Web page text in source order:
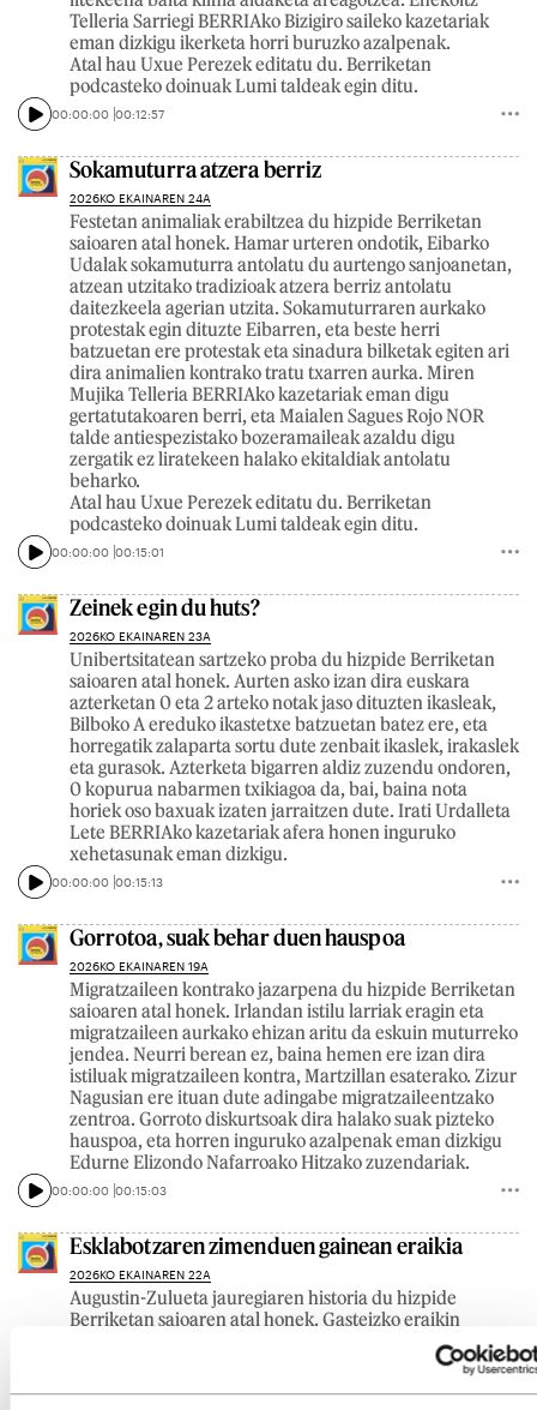
Telleria Sarriegi BERRIAko Bizigiro saileko kazetariak
eman dizkigu ikerketa horri buruzko azalpenak.
Atal hau Uxue Perezek editatu du. Berriketan
podcasteko doinuak Lumi taldeak egin ditu.
00:00:00 00:12:57
Sokamuturra atzera berriz
2026KO EKAINAREN 24A
Festetan animaliak erabiltzea du hizpide Berriketan
saioaren atal honek. Hamar urteren ondotik, Eibarko
Udalak sokamuturra antolatu du aurtengo sanjoanetan,
atzean utzitako tradizioak atzera berriz antolatu
daitezkeela agerian utzita. Sokamuturraren aurkako
protestak egin dituzte Eibarren, eta beste herri
batzuetan ere protestak eta sinadura bilketak egiten ari
dira animalien kontrako tratu txarren aurka. Miren
Mujika Telleria BERRIAko kazetariak eman digu
gertatutakoaren berri, eta Maialen Sagues Rojo NOR
talde antiespezistako bozeramaileak azaldu digu
zergatik ez liratekeen halako ekitaldiak antolatu
beharko.
Atal hau Uxue Perezek editatu du. Berriketan
podcasteko doinuak Lumi taldeak egin ditu.
00:00:00 00:15:01
Zeinek egin du huts?
2026KO EKAINAREN 23A
Unibertsitatean sartzeko proba du hizpide Berriketan
saioaren atal honek. Aurten asko izan dira euskara
azterketan 0 eta 2 arteko notak jaso dituzten ikasleak,
Bilboko A ereduko ikastetxe batzuetan batez ere, eta
horregatik zalaparta sortu dute zenbait ikaslek, irakaslek
eta gurasok. Azterketa bigarren aldiz zuzendu ondoren,
0 kopurua nabarmen txikiagoa da, bai, baina nota
horiek oso baxuak izaten jarraitzen dute. Irati Urdalleta
Lete BERRIAko kazetariak afera honen inguruko
xehetasunak eman dizkigu.
00:00:00 00:15:13
Gorrotoa, suak behar duen hauspoa
2026KO EKAINAREN 19A
Migratzaileen kontrako jazarpena du hizpide Berriketan
saioaren atal honek. Irlandan istilu larriak eragin eta
migratzaileen aurkako ehizan aritu da eskuin muturreko
jendea. Neurri berean ez, baina hemen ere izan dira
istiluak migratzaileen kontra, Martzillan esaterako. Zizur
Nagusian ere ituan dute adingabe migratzaileentzako
zentroa. Gorroto diskurtsoak dira halako suak pizteko
hauspoa, eta horren inguruko azalpenak eman dizkigu
Edurne Elizondo Nafarroako Hitzako zuzendariak.
00:00:00 00:15:03
Esklabotzaren zimenduen gainean eraikia
2026KO EKAINAREN 22A
Augustin-Zulueta jauregiaren historia du hizpide
Berriketan saioaren atal honek. Gasteizko eraikin
horretan Arabako Arte Ederren Museoa dago orain. XX.
mende hasieran eraiki zuten Elvira Zuluetak eskatuta.
Elvira Zulueta esklabista baten alaba zen, eta esklaboen